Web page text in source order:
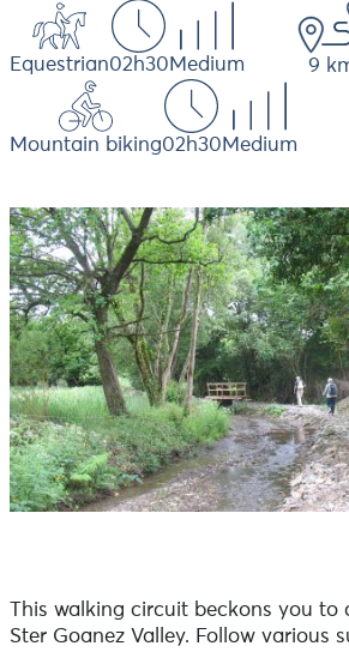
Equestrian02h30 Medium
Mountain biking02h30 Medium
9
This walking circuit beckons you to
Ster Goanez Valley. Follow various